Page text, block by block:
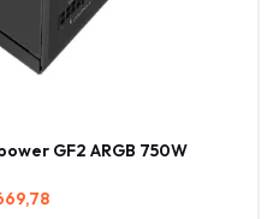
GF2 ARGB 750W